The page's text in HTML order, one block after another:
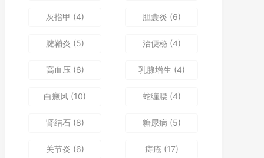
灰指甲 (4) 胆囊炎 (6)
腱鞘炎 (5) 治便秘(4)
高血压(6) 乳腺增生 (4)
白癜风 (10) 蛇缠腰(4)
肾结石(8) 糖尿病 (5)
关节炎 (6) 痔疮 (17)